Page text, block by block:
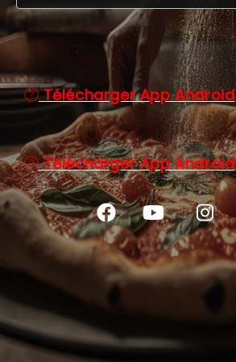
C.G.V
Télécharger App Android
Télécharger App Android